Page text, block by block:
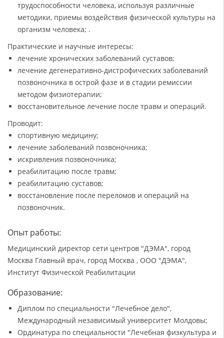
трудоспособности человека, используя различные
методики, приемы воздействия физической культуры на
организм человека; .
Практические и научные интересы:
лечение хронических заболеваний суставов;
лечение дегенеративно-дистрофических заболеваний
позвоночника в острой фазе и в стадии ремиссии
методом физиотерапии;
восстановительное лечение после травм и операций.
Проводит:
спортивную медицину;
лечение заболеваний позвоночника;
искривления позвоночника;
реабилитацию после травм;
реабилитацию суставов;
восстановление после переломов и операций на
позвоночник.
Опыт работы:
Медицинский директор сети центров "ДЭМА", город
Москва Главный врач, город Москва , ООО "ДЭМА",
Институт Физической Реабилитации
Образование:
Диплом по специальности "Лечебное дело",
Международный независимый университет Молдовы;
Ординатура по специальности "Лечебная физкультура и